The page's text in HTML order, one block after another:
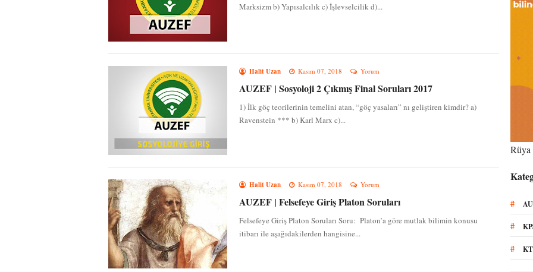
Marksizm b) Yapısalcılık c) İşlevselcilik d)...
Halit Uzan Kasım 07, 2018 Yorum
AUZEF | Sosyoloji 2 Çıkmış Final Soruları 2017
1) İlk göç teorilerinin temelini atan, “göç yasaları” nı geliştiren kimdir? a)
Ravenstein *** b) Karl Marx c)...
Halit Uzan Kasım 07, 2018 Yorum
AUZEF | Felsefeye Giriş Platon Soruları
Felsefeye Giriş Platon Soruları Soru: Platon’a göre mutlak bilimin konusu
itibarı ile aşağıdakilerden hangisine...
#
#
#